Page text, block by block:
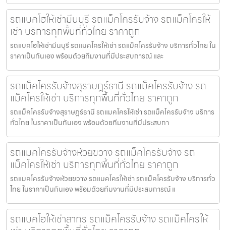
รถแบคโฮให้เช่ามีนบุรี รถแม็คโครรับจ้าง รถแม็คโครให้
เช่า บริการทุกพื้นที่ทั่วไทย ราคาถูก
รถแบคโฮให้เช่ามีนบุรี รถแมคโครให้เช่า รถแม็คโครรับจ้าง บริการทั่วไทย ใน
ราคาเป็นกันเอง พร้อมด้วยทีมงานที่มีประสบการณ์ และ
รถแม็คโครรับจ้างสุราษฎร์ธานี รถแม็คโครรับจ้าง รถ
แม็คโครให้เช่า บริการทุกพื้นที่ทั่วไทย ราคาถูก
รถแม็คโครรับจ้างสุราษฎร์ธานี รถแมคโครให้เช่า รถแม็คโครรับจ้าง บริการ
ทั่วไทย ในราคาเป็นกันเอง พร้อมด้วยทีมงานที่มีประสบกา
รถแมคโครรับจ้างห้วยขวาง รถแม็คโครรับจ้าง รถ
แม็คโครให้เช่า บริการทุกพื้นที่ทั่วไทย ราคาถูก
รถแมคโครรับจ้างห้วยขวาง รถแมคโครให้เช่า รถแม็คโครรับจ้าง บริการทั่ว
ไทย ในราคาเป็นกันเอง พร้อมด้วยทีมงานที่มีประสบการณ์ แ
รถแบคโฮให้เช่าสาทร รถแม็คโครรับจ้าง รถแม็คโครให้